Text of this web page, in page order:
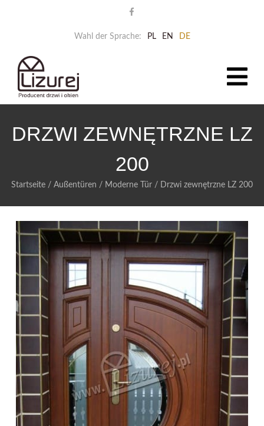
Wahl der Sprache: PL EN DE
DRZWI ZEWNĘTRZNE LZ
200
Startseite / Außentüren / Moderne Tür / Drzwi zewnętrzne LZ 200